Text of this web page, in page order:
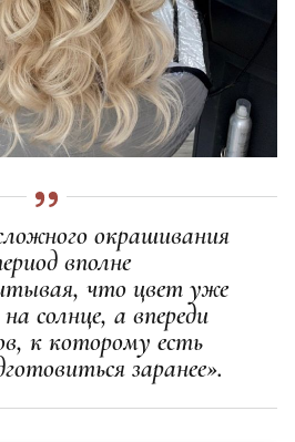
окрашивания
вполне
что цвет уже
солнце, а впереди
к которому есть
заранее».